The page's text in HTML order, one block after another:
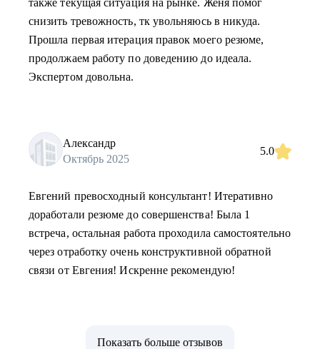
также текущая ситуация на рынке. Женя помог
снизить тревожность, тк увольняюсь в никуда.
Прошла первая итерация правок моего резюме,
продолжаем работу по доведению до идеала.
Экспертом довольна.
Александр
Октябрь 2025
5.0
Евгений превосходный консультант! Итеративно
доработали резюме до совершенства! Была 1
встреча, остальная работа проходила самостоятельно
через отработку очень конструктивной обратной
связи от Евгения! Искренне рекомендую!
Показать больше отзывов